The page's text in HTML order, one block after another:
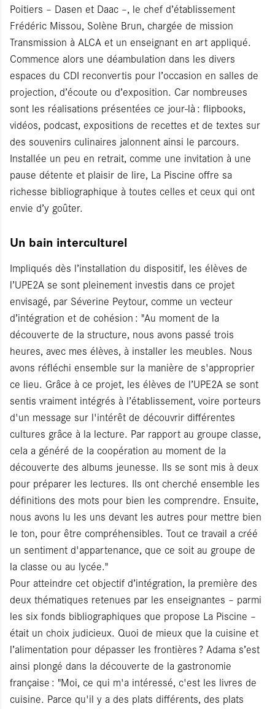
Poitiers – Dasen et Daac –, le chef d’établissement
Frédéric Missou, Solène Brun, chargée de mission
Transmission à ALCA et un enseignant en art appliqué.
Commence alors une déambulation dans les divers
espaces du CDI reconvertis pour l’occasion en salles de
projection, d’écoute ou d’exposition. Car nombreuses
sont les réalisations présentées ce jour-là : flipbooks,
vidéos, podcast, expositions de recettes et de textes sur
des souvenirs culinaires jalonnent ainsi le parcours.
Installée un peu en retrait, comme une invitation à une
pause détente et plaisir de lire, La Piscine offre sa
richesse bibliographique à toutes celles et ceux qui ont
envie d’y goûter.
Un bain interculturel
Impliqués dès l’installation du dispositif, les élèves de
l’UPE2A se sont pleinement investis dans ce projet
envisagé, par Séverine Peytour, comme un vecteur
d’intégration et de cohésion : "Au moment de la
découverte de la structure, nous avons passé trois
heures, avec mes élèves, à installer les meubles. Nous
avons réfléchi ensemble sur la manière de s'approprier
ce lieu. Grâce à ce projet, les élèves de l’UPE2A se sont
sentis vraiment intégrés à l’établissement, voire porteurs
d'un message sur l'intérêt de découvrir différentes
cultures grâce à la lecture. Par rapport au groupe classe,
cela a généré de la coopération au moment de la
découverte des albums jeunesse. Ils se sont mis à deux
pour préparer les lectures. Ils ont cherché ensemble les
définitions des mots pour bien les comprendre. Ensuite,
nous avons lu les uns devant les autres pour mettre bien
le ton, pour être compréhensibles. Tout ce travail a créé
un sentiment d'appartenance, que ce soit au groupe de
la classe ou au lycée."
Pour atteindre cet objectif d’intégration, la première des
deux thématiques retenues par les enseignantes – parmi
les six fonds bibliographiques que propose La Piscine –
était un choix judicieux. Quoi de mieux que la cuisine et
l’alimentation pour dépasser les frontières ? Adama s’est
ainsi plongé dans la découverte de la gastronomie
française : "Moi, ce qui m'a intéressé, c'est les livres de
cuisine. Parce qu'il y a des plats différents, des plats